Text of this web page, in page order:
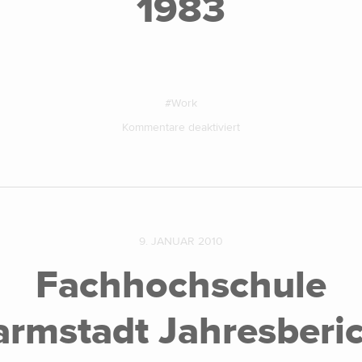
1983
Work
Kommentare deaktiviert
9. JANUAR 2010
Fachhochschule